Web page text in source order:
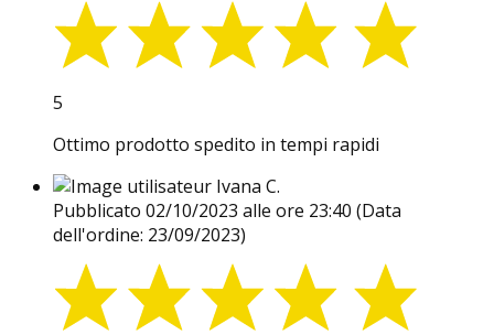
5
Ottimo prodotto spedito in tempi rapidi
Ivana C.
Pubblicato 02/10/2023 alle ore 23:40 (Data
dell'ordine: 23/09/2023)